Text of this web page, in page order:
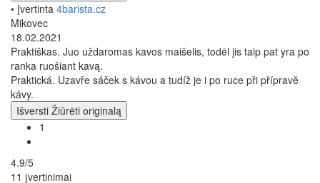
• Įvertinta 4barista.cz
Mikovec
18.02.2021
Praktiškas. Juo uždaromas kavos maišelis, todėl jis taip pat yra po
ranka ruošiant kavą.
Praktická. Uzavře sáček s kávou a tudíž je i po ruce při přípravě
kávy.
Išversti Žiūrėti originalą
1
4.9/5
11 įvertinimai